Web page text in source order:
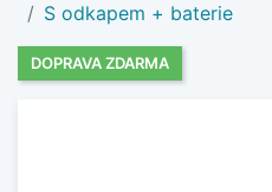
S odkapem + baterie
DOPRAVA ZDARMA